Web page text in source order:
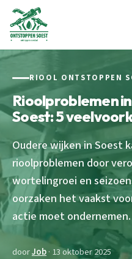
RIOOL ONTSTOPPEN
Rioolproblemen
Soest: 5
Oudere wijken in Soest
rioolproblemen door
wortelingroei en
oorzaken het vaakst
actie moet ondernemen.
doorJob· 13 oktober 2025